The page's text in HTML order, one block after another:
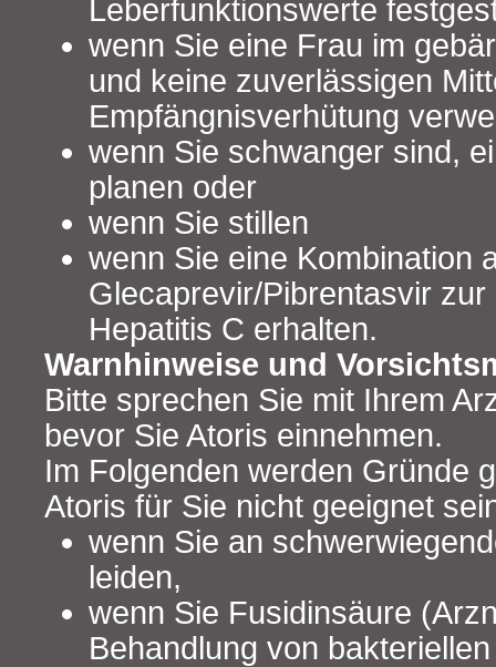
Leberfunktionswerte
wenn Sie eine Frau im
und keine zuverlässigen
Empfängnisverhütung
wenn Sie schwanger sind,
planen oder
wenn Sie stillen
wenn Sie eine Kombination
Glecaprevir/Pibrentasvir
Hepatitis C erhalten.
Warnhinweise und
Bitte sprechen Sie mit Ihrem
bevor Sie Atoris einnehmen.
Im Folgenden werden Gründe
Atoris für Sie nicht geeignet
wenn Sie an
leiden,
wenn Sie Fusidinsäure
Behandlung von